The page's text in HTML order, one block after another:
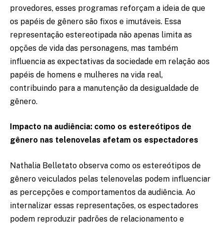
provedores, esses programas reforçam a ideia de que
os papéis de gênero são fixos e imutáveis. Essa
representação estereotipada não apenas limita as
opções de vida das personagens, mas também
influencia as expectativas da sociedade em relação aos
papéis de homens e mulheres na vida real,
contribuindo para a manutenção da desigualdade de
gênero.
Impacto na audiência: como os estereótipos de
gênero nas telenovelas afetam os espectadores
Nathalia Belletato observa como os estereótipos de
gênero veiculados pelas telenovelas podem influenciar
as percepções e comportamentos da audiência. Ao
internalizar essas representações, os espectadores
podem reproduzir padrões de relacionamento e